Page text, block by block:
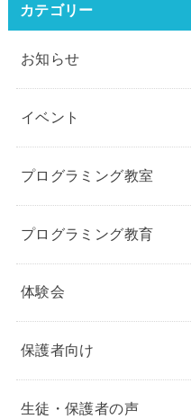
カテゴリー
お知らせ
イベント
プログラミング教室
プログラミング教育
体験会
保護者向け
生徒・保護者の声